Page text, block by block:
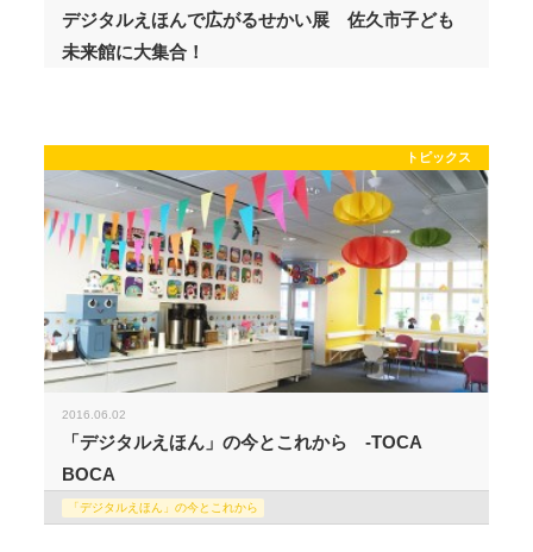
デジタルえほんで広がるせかい展 佐久市子ども
未来館に大集合！
トピックス
2016.06.02
「デジタルえほん」の今とこれから -TOCA
BOCA
「デジタルえほん」の今とこれから